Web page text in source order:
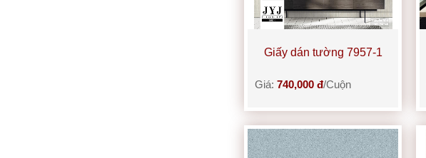
Giấy dán tường 7957-1
Giá: 740,000 đ/Cuộn